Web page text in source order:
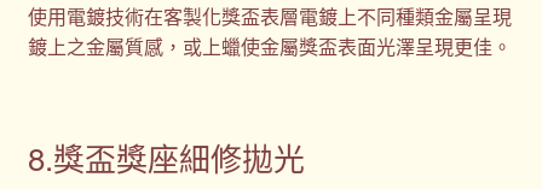
使用電鍍技術在客製化獎盃表層電鍍上不同種類金屬呈現
鍍上之金屬質感，或上蠟使金屬獎盃表面光澤呈現更佳。
8.獎盃獎座細修拋光